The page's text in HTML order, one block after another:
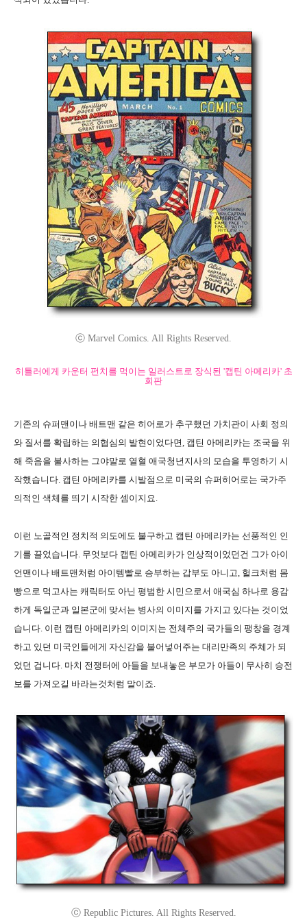
ⓒ Marvel Comics. All Rights Reserved.
히틀러에게 카운터 펀치를 먹이는 일러스트로 장식된 '캡틴 아메리카' 초
회판
기존의 슈퍼맨이나 배트맨 같은 히어로가 추구했던 가치관이 사회 정의
와 질서를 확립하는 의협심의 발현이었다면, 캡틴 아메리카는 조국을 위
해 죽음을 불사하는 그야말로 열혈 애국청년지사의 모습을 투영하기 시
작했습니다. 캡틴 아메리카를 시발점으로 미국의 슈퍼히어로는 국가주
의적인 색체를 띄기 시작한 셈이지요.
이런 노골적인 정치적 의도에도 불구하고 캡틴 아메리카는 선풍적인 인
기를 끌었습니다. 무엇보다 캡틴 아메리카가 인상적이었던건 그가 아이
언맨이나 배트맨처럼 아이템빨로 승부하는 갑부도 아니고, 헐크처럼 몸
빵으로 먹고사는 캐릭터도 아닌 평범한 시민으로서 애국심 하나로 용감
하게 독일군과 일본군에 맞서는 병사의 이미지를 가지고 있다는 것이었
습니다. 이런 캡틴 아메리카의 이미지는 전체주의 국가들의 팽창을 경계
하고 있던 미국인들에게 자신감을 불어넣어주는 대리만족의 주체가 되
었던 겁니다. 마치 전쟁터에 아들을 보내놓은 부모가 아들이 무사히 승전
보를 가져오길 바라는것처럼 말이죠.
ⓒ Republic Pictures. All Rights Reserved.